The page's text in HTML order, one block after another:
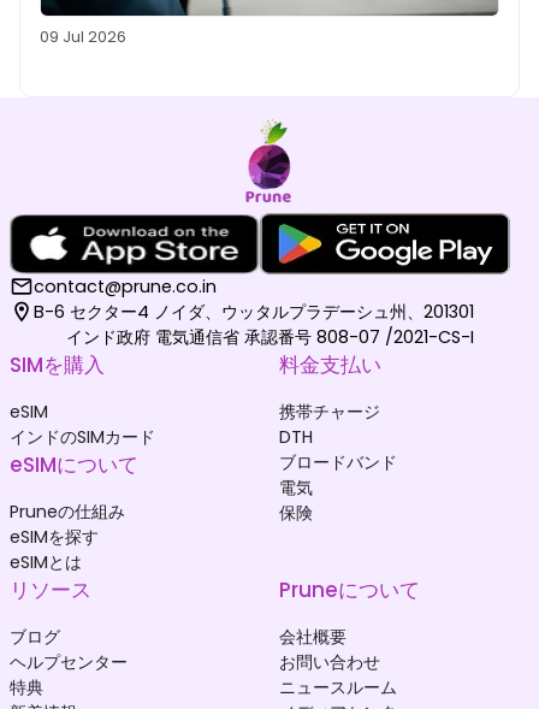
09 Jul 2026
contact@prune.co.in
B-6 セクター4 ノイダ、ウッタルプラデーシュ州、201301
インド政府 電気通信省 承認番号 808-07 /2021-CS-I
SIMを購入
eSIM
インドのSIMカード
eSIMについて
Pruneの仕組み
eSIMを探す
eSIMとは
料金支払い
携帯チャージ
DTH
ブロードバンド
電気
保険
リソース
ブログ
ヘルプセンター
特典
Pruneについて
会社概要
お問い合わせ
ニュースルーム